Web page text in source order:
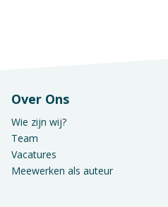
Over Ons
Wie zijn wij?
Team
Vacatures
Meewerken als auteur